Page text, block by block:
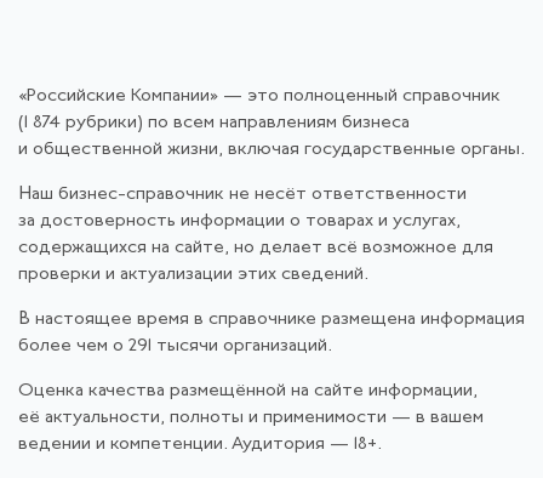
«Российские Компании» — это полноценный справочник
(1 874 рубрики) по всем направлениям бизнеса
и общественной жизни, включая государственные органы.
Наш бизнес-справочник не несёт ответственности
за достоверность информации о товарах и услугах,
содержащихся на сайте, но делает всё возможное для
проверки и актуализации этих сведений.
В настоящее время в справочнике размещена информация
более чем о 291 тысячи организаций.
Оценка качества размещённой на сайте информации,
её актуальности, полноты и применимости — в вашем
ведении и компетенции. Аудитория — 18+.